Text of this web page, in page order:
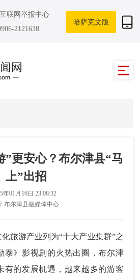
联网举报中心
2121638
哈萨克文版
”更安心？布尔津县“马
上”出招
年01月16日 23:08:32
布尔津县融媒体中心
游产业列为“十大产业集群”之
泰》影视剧的火热出圈，布尔津
有的发展机遇，越来越多的游客